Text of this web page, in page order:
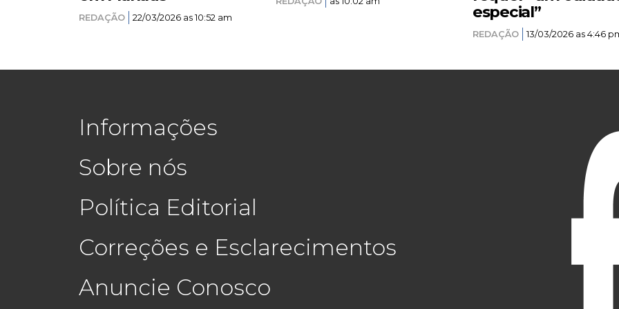
REDAÇÃO 22/03/2026 as 10:52 am
especial”
REDAÇÃO 13/03/2026 as 4:46
Informações
Sobre nós
Política Editorial
Correções e Esclarecimentos
Anuncie Conosco